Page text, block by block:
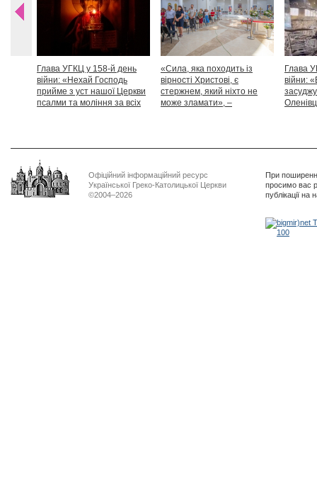
Глава УГКЦ у 158-й день
війни: «Нехай Господь
прийме з уст нашої Церкви
псалми та моління за всіх
«Сила, яка походить із
вірності Христові, є
стержнем, який ніхто не
може зламати», –
Глава
війни:
Офіційний інформаційний ресурс
Української Греко-Католицької Церкви
©2004–2026
При
просимо вас
публікації на